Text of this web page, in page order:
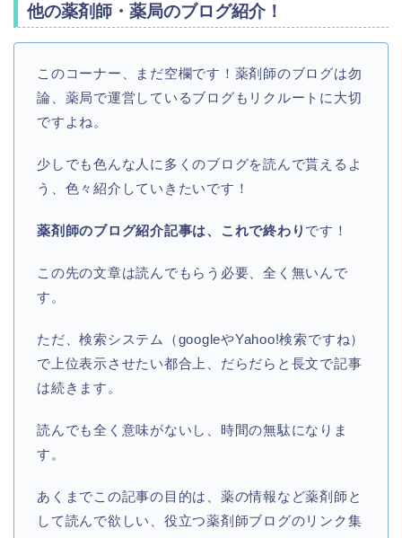
他の薬剤師・薬局のブログ紹介！
このコーナー、まだ空欄です！薬剤師のブログは勿
論、薬局で運営しているブログもリクルートに大切
ですよね。
少しでも色んな人に多くのブログを読んで貰えるよ
う、色々紹介していきたいです！
薬剤師のブログ紹介記事は、これで終わり です！
この先の文章は読んでもらう必要、全く無いんで
す。
ただ、検索システム（googleやYahoo!検索ですね）
で上位表示させたい都合上、だらだらと長文で記事
は続きます。
読んでも全く意味がないし、時間の無駄になりま
す。
あくまでこの記事の目的は、薬の情報など薬剤師と
して読んで欲しい、役立つ薬剤師ブログのリンク集